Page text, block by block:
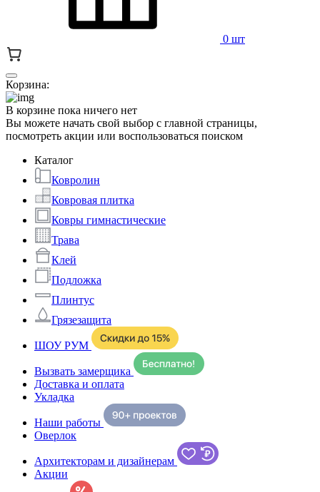
0 шт
Корзина:
В корзине пока ничего нет
Вы можете начать свой выбор с главной страницы,
посмотреть акции или воспользоваться поиском
Каталог
Ковролин
Ковровая плитка
Ковры гимнастические
Трава
Клей
Подложка
Плинтус
Грязезащита
ШОУ РУМ
Вызвать замерщика
Доставка и оплата
Укладка
Наши работы
Оверлок
Архитекторам и дизайнерам
Акции